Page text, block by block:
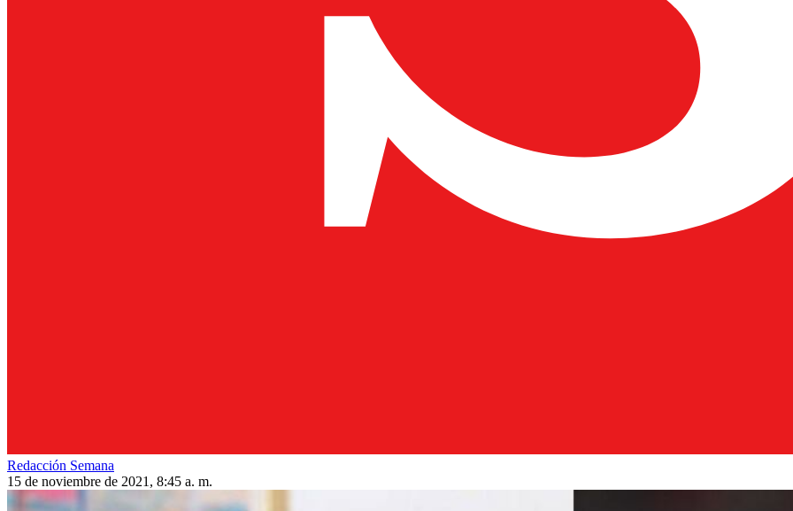
Redacción Semana
15 de noviembre de 2021, 8:45 a. m.